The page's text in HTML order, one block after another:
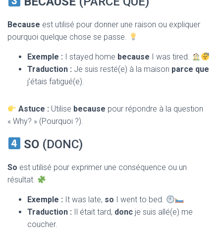
Because est utilisé pour donner une raison ou expliquer
pourquoi quelque chose se passe.
Exemple : I stayed home because I was tired.
Traduction : Je suis resté(e) à la maison parce que
j’étais fatigué(e).
Astuce : Utilise because pour répondre à la question
« Why? » (Pourquoi ?).
SO (DONC)
So est utilisé pour exprimer une conséquence ou un
résultat.
Exemple : It was late, so I went to bed.
Traduction : Il était tard, donc je suis allé(e) me
coucher.